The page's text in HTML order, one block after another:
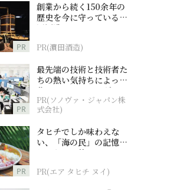
PR
創業から続く150余年の
歴史を今に守っている濵
田酒造
PR(濵田酒造)
PR
最先端の技術と技術者た
ちの熱い気持ちによって
作られているオーダーメ
イド補聴器
PR(ソノヴァ・ジャパン株
式会社)
PR
タヒチでしか味わえな
い、「海の民」の記憶へ
とつながる旅
PR(エア タヒチ ヌイ)